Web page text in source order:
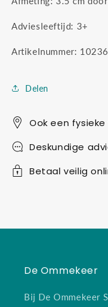
Adviesleeftijd: 3+
Artikelnummer: 10236
Delen
Ook een fysieke
Deskundige
Betaal veilig
De Ommekeer
Bij De Ommekeer